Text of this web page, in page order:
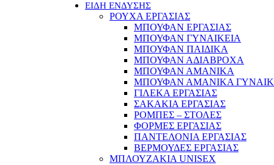
ΕΙΔΗ ΕΝΔΥΣΗΣ
ΡΟΥΧΑ ΕΡΓΑΣΙΑΣ
ΜΠΟΥΦΑΝ ΕΡΓΑΣΙΑΣ
ΜΠΟΥΦΑΝ ΓΥΝΑΙΚΕΙΑ
ΜΠΟΥΦΑΝ ΠΑΙΔΙΚΑ
ΜΠΟΥΦΑΝ ΑΔΙΑΒΡΟΧΑ
ΜΠΟΥΦΑΝ ΑΜΑΝΙΚΑ
ΜΠΟΥΦΑΝ ΑΜΑΝΙΚΑ
ΓΙΛΕΚΑ ΕΡΓΑΣΙΑΣ
ΣΑΚΑΚΙΑ ΕΡΓΑΣΙΑΣ
ΡΟΜΠΕΣ – ΣΤΟΛΕΣ
ΦΟΡΜΕΣ ΕΡΓΑΣΙΑΣ
ΠΑΝΤΕΛΟΝΙΑ ΕΡΓΑΣΙΑΣ
ΒΕΡΜΟΥΔΕΣ ΕΡΓΑΣΙΑΣ
ΜΠΛΟΥΖΑΚΙΑ UNISEX